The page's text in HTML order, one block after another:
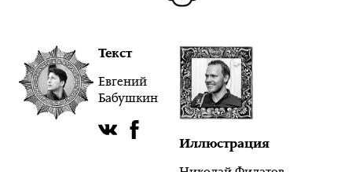
Текст
Евгений
Бабушкин
Иллюстрация